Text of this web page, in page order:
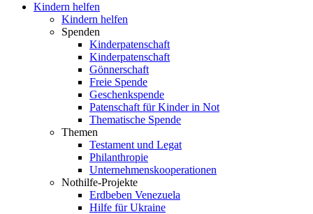
Kindern helfen
Kindern helfen
Spenden
Kinderpatenschaft
Kinderpatenschaft
Gönnerschaft
Freie Spende
Geschenkspende
Patenschaft für Kinder in Not
Thematische Spende
Themen
Testament und Legat
Philanthropie
Unternehmenskooperationen
Nothilfe-Projekte
Erdbeben Venezuela
Hilfe für Ukraine